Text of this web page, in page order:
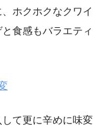
ホクホクなクワイ
食感もバラエティ
て更に辛めに味変